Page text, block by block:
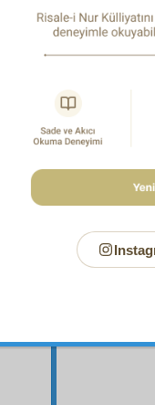
Dipnot-2
Dipnot-3